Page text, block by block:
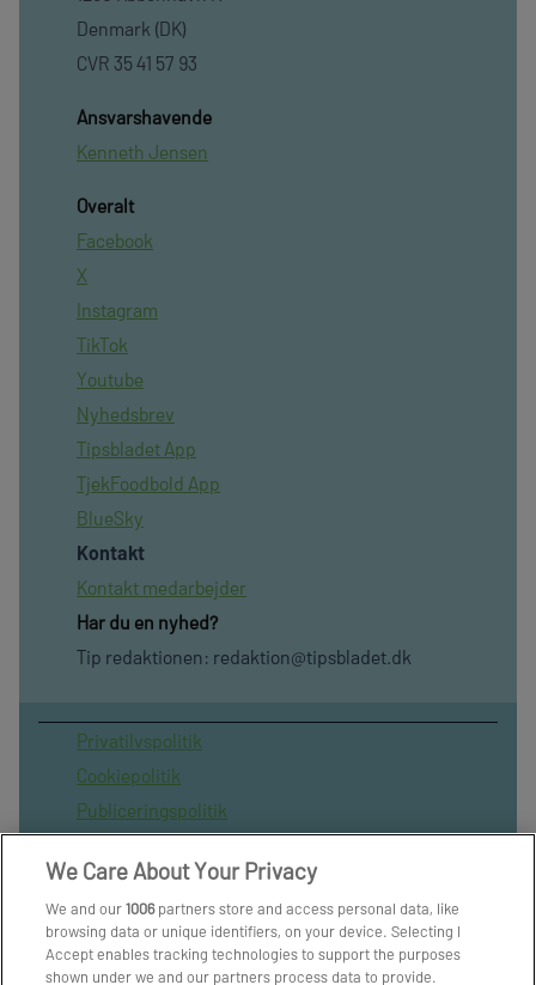
Denmark (DK)
CVR 35 41 57 93
Ansvarshavende
Kenneth Jensen
Overalt
Facebook
X
Instagram
TikTok
Youtube
Nyhedsbrev
Tipsbladet App
TjekFoodbold App
BlueSky
Kontakt
Kontakt medarbejder
Har du en nyhed?
Tip redaktionen: redaktion@tipsbladet.dk
Privatilvspolitik
Cookiepolitik
Publiceringspolitik
Spil ansvarligt
Administrer samtykke
Arkiv
We Care About Your Privacy
We and our1006partners store and access personal data, like
browsing data or unique identifiers, on your device. Selecting I
Accept enables tracking technologies to support the purposes
shown under we and our partners process data to provide.